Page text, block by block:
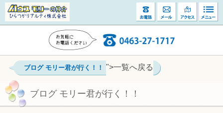
ブログ モリー君が行く！！ ">一覧へ戻る
ブログ モリー君が行く！！